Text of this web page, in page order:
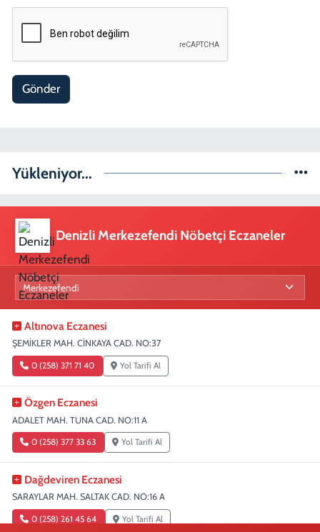
Gönder
Yükleniyor...
Denizli Merkezefendi Nöbetçi Eczaneler
Altınova Eczanesi
ŞEMİKLER MAH. CİNKAYA CAD. NO:37
0 (258) 371 71 40 Yol Tarifi Al
Özgen Eczanesi
ADALET MAH. TUNA CAD. NO:11 A
0 (258) 377 33 63 Yol Tarifi Al
Dağdeviren Eczanesi
SARAYLAR MAH. SALTAK CAD. NO:16 A
0 (258) 261 45 64 Yol Tarifi Al